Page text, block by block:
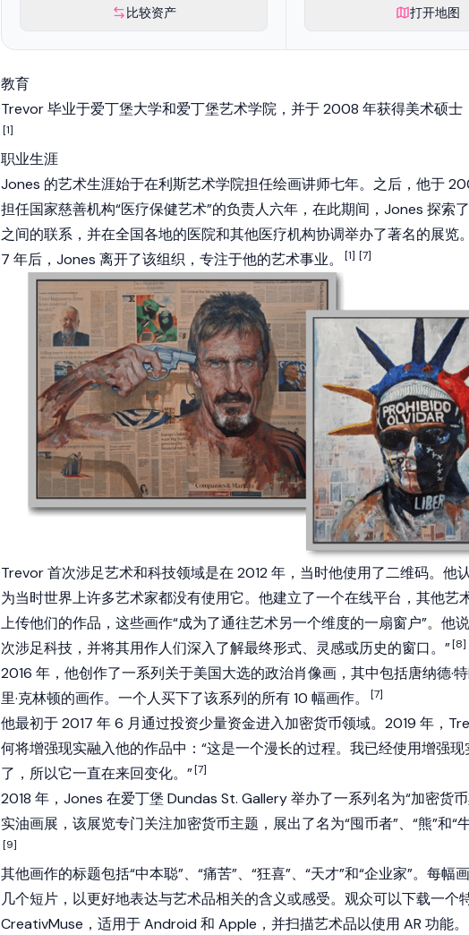
比较资产 打开地图
教育
Trevor 毕业于爱丁堡大学和爱丁堡艺术学院，并于 2008 年获得美术硕士
[1]
职业生涯
Jones 的艺术生涯始于在利斯艺术学院担任绘画讲师七年。之后，他于
担任国家慈善机构“医疗保健艺术”的负责人六年，在此期间，Jones 探索
之间的联系，并在全国各地的医院和其他医疗机构协调举办了著名的展览
7 年后，Jones 离开了该组织，专注于他的艺术事业。
[1] [7]
Trevor 首次涉足艺术和科技领域是在 2012 年，当时他使用了二维码。他
为当时世界上许多艺术家都没有使用它。他建立了一个在线平台，其他艺
上传他们的作品，这些画作“成为了通往艺术另一个维度的一扇窗户”。他
次涉足科技，并将其用作人们深入了解最终形式、灵感或历史的窗口。”[8]
2016 年，他创作了一系列关于美国大选的政治肖像画，其中包括唐纳德·
里·克林顿的画作。一个人买下了该系列的所有 10 幅画作。
[7]
他最初于 2017 年 6 月通过投资少量资金进入加密货币领域。2019 年，
何将增强现实融入他的作品中：“这是一个漫长的过程。我已经使用增强
了，所以它一直在来回变化。”[7]
2018 年，Jones 在爱丁堡 Dundas St. Gallery 举办了一系列名为“加密货
实油画展，该展览专门关注加密货币主题，展出了名为“囤币者”、“熊”和“
[9]
其他画作的标题包括“中本聪”、“痛苦”、“狂喜”、“天才”和“企业家”。每幅
几个短片，以更好地表达与艺术品相关的含义或感受。观众可以下载一个
CreativMuse，适用于 Android 和 Apple，并扫描艺术品以使用 AR 功能。